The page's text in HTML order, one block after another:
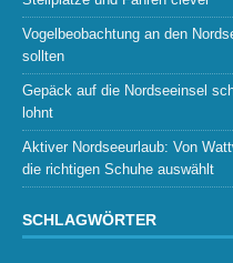
Vogelbeobachtung an den
sollten
Gepäck auf die Nordseeinsel
lohnt
Aktiver Nordseeurlaub: Von
die richtigen Schuhe auswählt
SCHLAGWÖRTER